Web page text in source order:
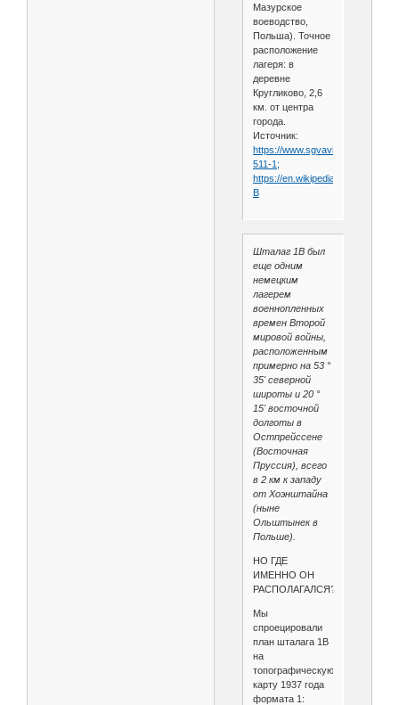
Мазурское
воеводство,
Польша). Точное
расположение
лагеря: в
деревне
Кругликово, 2,6
км. от центра
города.
Источник:
https://www.sgvavia.ru/forum/
511-1;
https://en.wikipedia.org/wiki/
B
Шталаг 1B был
еще одним
немецким
лагерем
военнопленных
времен Второй
мировой войны,
расположенным
примерно на 53 °
35' северной
широты и 20 °
15' восточной
долготы в
Остпрейссене
(Восточная
Пруссия), всего
в 2 км к западу
от Хоэнштайна
(ныне
Ольштынек в
Польше).
НО ГДЕ
ИМЕННО ОН
РАСПОЛАГАЛСЯ?
Мы
спроецировали
план шталага 1B
на
топографическую
карту 1937 года
формата 1: